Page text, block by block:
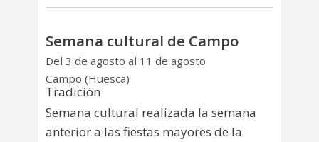
Semana cultural de Campo
Del 3 de agosto al 11 de agosto
Campo (Huesca)
Tradición
Semana cultural realizada la semana
anterior a las fiestas mayores de la